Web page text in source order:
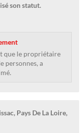
son statut.
que le propriétaire
personnes, a
Pays De La Loire,